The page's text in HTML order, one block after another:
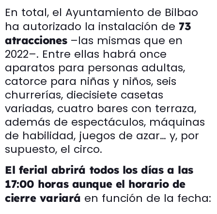
En total, el Ayuntamiento de Bilbao
ha autorizado la instalación de 73
atracciones–las mismas que en
2022–. Entre ellas habrá once
aparatos para personas adultas,
catorce para niñas y niños, seis
churrerías, diecisiete casetas
variadas, cuatro bares con terraza,
además de espectáculos, máquinas
de habilidad, juegos de azar… y, por
supuesto, el circo.
El ferial abrirá todos los días a las
17:00 horas aunque el horario de
cierre variará en función de la fecha: